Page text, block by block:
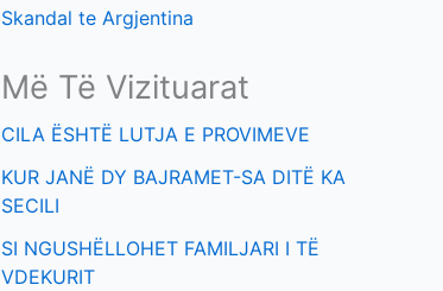
Skandal te Argjentina
Më Të Vizituarat
CILA ËSHTË LUTJA E PROVIMEVE
KUR JANË DY BAJRAMET-SA DITË KA
SECILI
SI NGUSHËLLOHET FAMILJARI I TË
VDEKURIT